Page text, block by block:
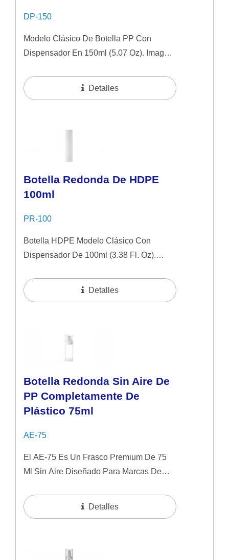
DP-150
Modelo Clásico De Botella PP Con
Dispensador En 150ml (5.07 Oz). Imagen
Cuidado De La Piel De Gama Media. Se
Sugiere...
Detalles
Botella Redonda De HDPE
100ml
PR-100
Botella HDPE Modelo Clásico Con
Dispensador De 100ml (3.38 Fl. Oz).
Productos De Cuidado De La Piel De
Gama Media....
Detalles
Botella Redonda Sin Aire De
PP Completamente De
Plástico 75ml
AE-75
El AE-75 Es Un Frasco Premium De 75
Ml Sin Aire Diseñado Para Marcas De
Sostenibilidad. Reemplaza El Resorte
Metálico Tradicional...
Detalles